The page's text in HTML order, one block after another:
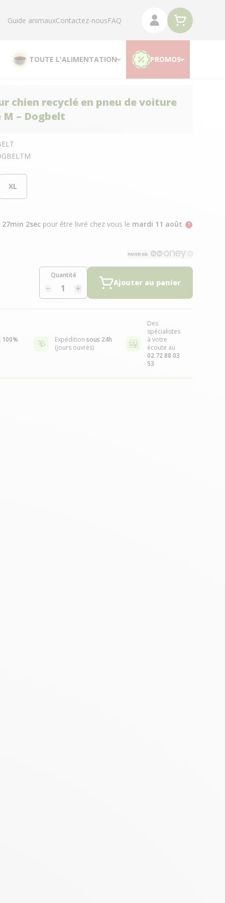
Guide animauxContactez-nousFAQ
TOUTE L'ALIMENTATION PROMOS
chien recyclé en pneu de voiture
– Dogbelt
XL
27min 1secpour être livré chez vous le mardi 11 août
Quantité
Ajouter au panier
100%
Expédition sous 24h
(jours ouvrés)
Des
spécialistes
à votre
écoute au
02 72 88 03
53